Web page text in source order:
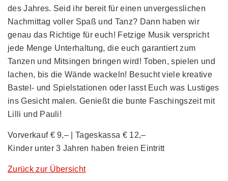
des Jahres. Seid ihr bereit für einen unvergesslichen
Nachmittag voller Spaß und Tanz? Dann haben wir
genau das Richtige für euch! Fetzige Musik verspricht
jede Menge Unterhaltung, die euch garantiert zum
Tanzen und Mitsingen bringen wird! Toben, spielen und
lachen, bis die Wände wackeln! Besucht viele kreative
Bastel- und Spielstationen oder lasst Euch was Lustiges
ins Gesicht malen. Genießt die bunte Faschingszeit mit
Lilli und Pauli!
Vorverkauf € 9,– | Tageskassa € 12,–
Kinder unter 3 Jahren haben freien Eintritt
Zurück zur Übersicht